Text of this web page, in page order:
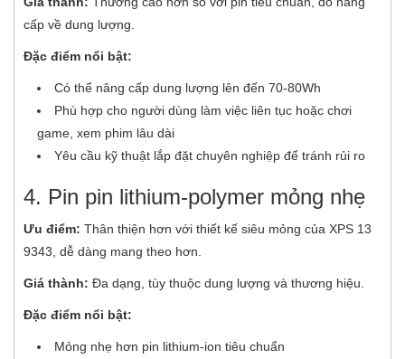
cấp về dung lượng.
Đặc điểm nổi bật:
Có thể nâng cấp dung lượng lên đến 70-80Wh
Phù hợp cho người dùng làm việc liên tục hoặc chơi
game, xem phim lâu dài
Yêu cầu kỹ thuật lắp đặt chuyên nghiệp để tránh rủi ro
4. Pin pin lithium-polymer mỏng nhẹ
Ưu điểm: Thân thiện hơn với thiết kế siêu mỏng của XPS 13
9343, dễ dàng mang theo hơn.
Giá thành: Đa dạng, tùy thuộc dung lượng và thương hiệu.
Đặc điểm nổi bật:
Mỏng nhẹ hơn pin lithium-ion tiêu chuẩn